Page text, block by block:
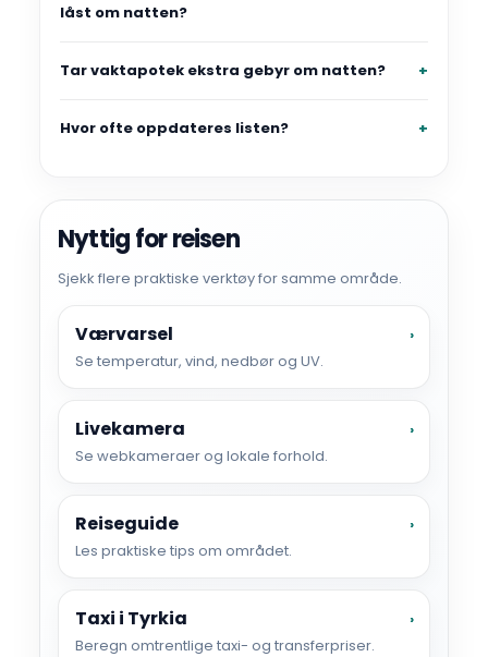
låst om natten?
Tar vaktapotek ekstra gebyr om natten?
Hvor ofte oppdateres listen?
Nyttig for reisen
Sjekk flere praktiske verktøy for samme område.
Værvarsel
Se temperatur, vind, nedbør og UV.
›
Livekamera
Se webkameraer og lokale forhold.
›
Reiseguide
Les praktiske tips om området.
›
Taxi i Tyrkia
Beregn omtrentlige taxi- og transferpriser.
›